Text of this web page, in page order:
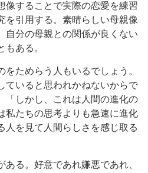
像することで実際の恋愛を練習
を引用する。素晴らしい母親像
自分の母親との関係が良くない
もある。
ためらう人もいるでしょう。
ていると思われかねないからで
「しかし、これは人間の進化の
私たちの思考よりも急速に進化
人を見て人間らしさを感じ取る
る。好意であれ嫌悪であれ、